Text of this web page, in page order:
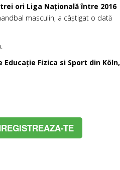
ori Liga Națională între 2016
masculin, a câștigat o dată
Fizica si Sport din Köln,
TE